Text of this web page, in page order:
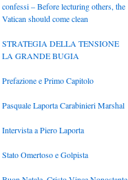
confessi – Before lecturing others, the
Vatican should come clean
STRATEGIA DELLA TENSIONE
LA GRANDE BUGIA
Prefazione e Primo Capitolo
Pasquale Laporta Carabinieri Marshal
Intervista a Piero Laporta
Stato Omertoso e Golpista